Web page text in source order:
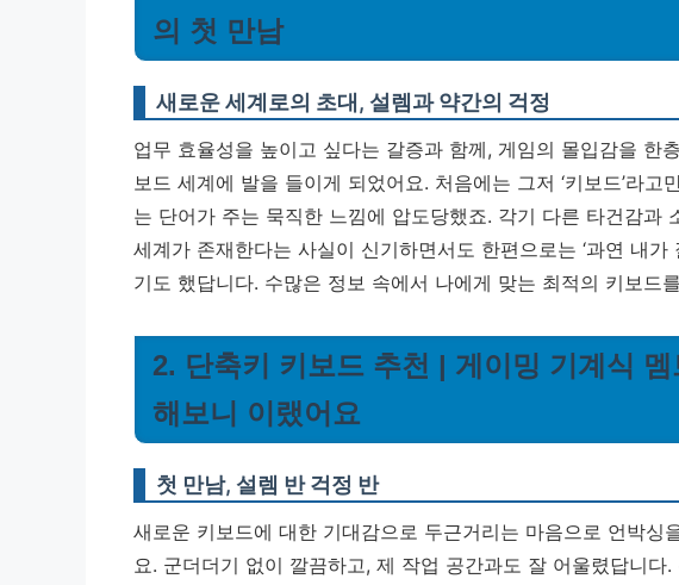
의 첫 만남
새로운 세계로의 초대, 설렘과 약간의 걱정
업무 효율성을 높이고 싶다는 갈증과 함께, 게임의 몰입감을 한
보드 세계에 발을 들이게 되었어요. 처음에는 그저 ‘키보드’라고
는 단어가 주는 묵직한 느낌에 압도당했죠. 각기 다른 타건감과
세계가 존재한다는 사실이 신기하면서도 한편으로는 ‘과연 내가
기도 했답니다. 수많은 정보 속에서 나에게 맞는 최적의 키보드
2. 단축키 키보드 추천 | 게이밍 기계식
해보니 이랬어요
첫 만남, 설렘 반 걱정 반
새로운 키보드에 대한 기대감으로 두근거리는 마음으로 언박싱
요. 군더더기 없이 깔끔하고, 제 작업 공간과도 잘 어울렸답니다